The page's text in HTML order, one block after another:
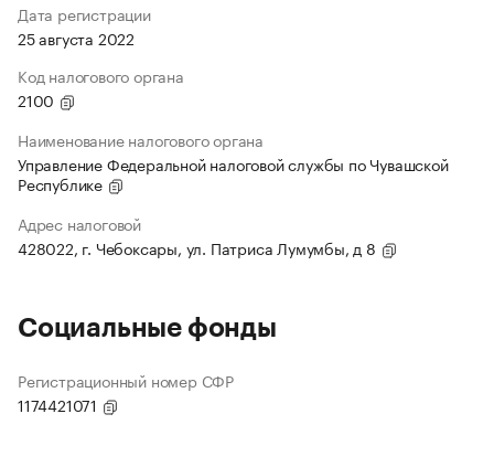
Дата регистрации
25 августа 2022
Код налогового органа
2100
Наименование налогового органа
Управление Федеральной налоговой службы по Чувашской
Республике
Адрес налоговой
428022, г. Чебоксары, ул. Патриса Лумумбы, д 8
Социальные фонды
Регистрационный номер СФР
1174421071